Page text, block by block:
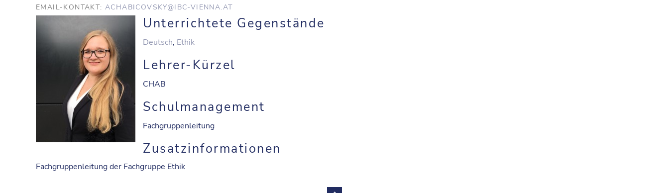
EMAIL-KONTAKT: ACHABICOVSKY@IBC-VIENNA.AT
Unterrichtete Gegenstände
Deutsch, Ethik
Lehrer-Kürzel
CHAB
Schulmanagement
Fachgruppenleitung
Zusatzinformationen
Fachgruppenleitung der Fachgruppe Ethik